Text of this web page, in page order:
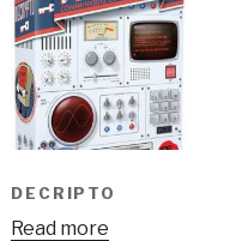
DECRIPTO
Read more